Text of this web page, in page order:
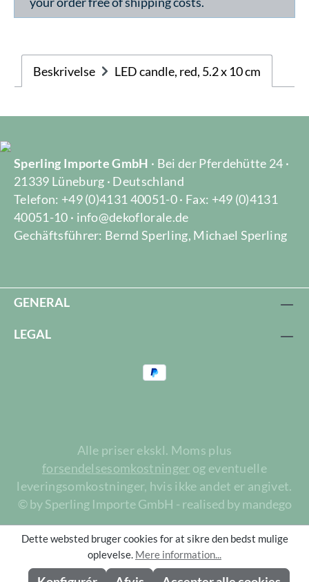
Beskrivelse LED candle, red, 5.2 x 10 cm
Sperling Importe GmbH · Bei der Pferdehütte 24 ·
21339 Lüneburg · Deutschland
Telefon: +49 (0)4131 40051-0 · Fax: +49 (0)4131
40051-10 · info@dekoflorale.de
Gechäftsführer: Bernd Sperling, Michael Sperling
GENERAL
LEGAL
Alle priser ekskl. Moms plus
forsendelsesomkostninger og eventuelle
leveringsomkostninger, hvis ikke andet er angivet.
© by Sperling Importe GmbH - realised by mandego
Dette websted bruger cookies for at sikre den bedst mulige
oplevelse. Mere information...